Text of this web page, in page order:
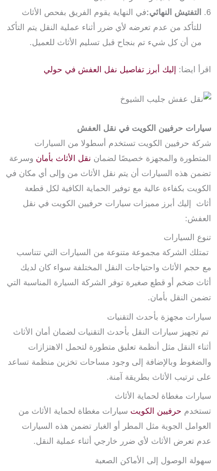
التفتيش النهائي:في النهاية يقوم الفريق بفحص الأثاث
للتأكد من عدم تعرضه لأي ضرر أثناء عملية النقل يتم التأكد
من أن كل شيء تم بنجاح قبل تسليم الأثاث للعميل.
اقرأ ايضا: إليك أبرز تفاصيل نفل العفش في حولي
سيارات حرفيين الكويت في نقل العفش
شركة حرفيين الكويت تستخدم أسطولا من السيارات
المتطورة والمجهزة خصيصًا لضمان نقل الأثاث بأمان وسرعة
تضمن هذه السيارات أن يتم نقل الأثاث من وإلى أي مكان في
الكويت بكفاءة عالية مع توفير الحماية الكافية لكل قطعة
أثاث إليك أبرز مميزات سيارات حرفيين الكويت في نقل
العفش:
تنوع السيارات
تمتلك الشركة مجموعة متنوعة من السيارات التي تتناسب
مع حجم الأثاث واحتياجات النقل المختلفة سواء كان لديك
أثاث ضخم أو قطع صغيرة توفر الشركة السيارة المناسبة التي
تضمن النقل بأمان.
سيارات مجهزة بأحدث التقنيات
تم تجهيز سيارات النقل بأحدث التقنيات لضمان أمان الأثاث
أثناء النقل مثل أنظمة تعليق متطورة لتحمل الاهتزازات
والضغوط وبالإضافة إلى وجود مساحات تخزين منظمة تساعد
على ترتيب الأثاث بطريقة آمنة.
سيارات مغطاة لحماية الأثاث
تستخدم حرفيين الكويت سيارات مغطاة لحماية الأثاث من
العوامل الجوية مثل المطر أو الغبار تضمن هذه السيارات
عدم تعرض الأثاث لأي ضرر خارجي أثناء عملية النقل.
سهولة الوصول إلى الأماكن الصعبة